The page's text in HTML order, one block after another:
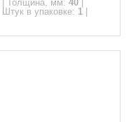
Толщина, мм: 40
Штук в упаковке: 1